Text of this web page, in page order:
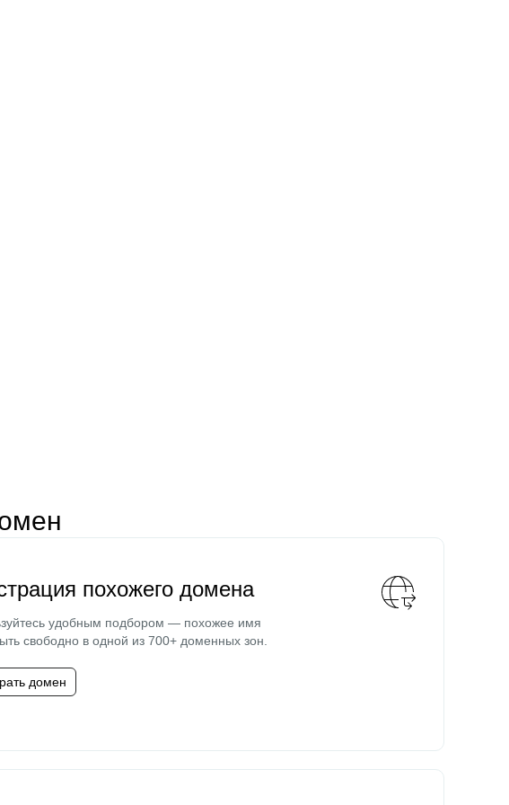
похожего домена
удобным подбором — похожее имя
свободно в одной из 700+ доменных зон.
домен